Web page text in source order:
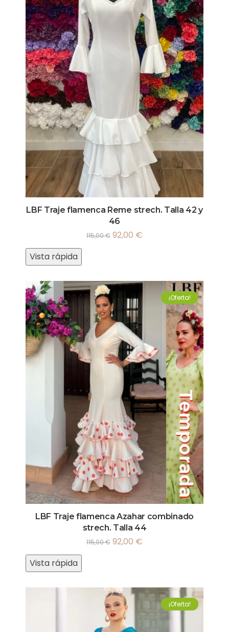
LBF Traje flamenca Reme strech. Talla 42 y
46
115,00€ 92,00 €
Vista rápida
¡Oferta!
LBF Traje flamenca Azahar combinado
strech. Talla 44
115,00€ 92,00 €
Vista rápida
¡Oferta!